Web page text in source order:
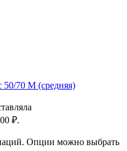
70 M (средняя)
₽.
Опции можно выбрать